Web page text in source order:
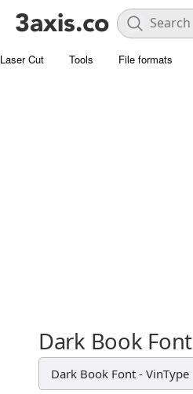
Laser Cut Tools File formats
Dark Book Font
Dark Book Font - VinType